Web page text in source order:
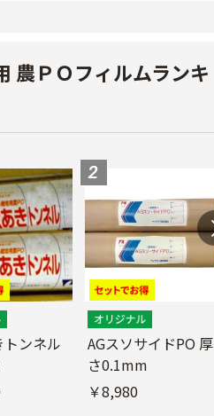
農ＰＯフィルムランキ
トンネル
AGスソサイドPO 厚
さ0.1mm
￥8,980